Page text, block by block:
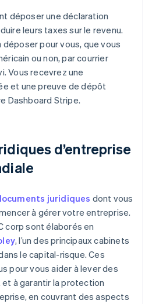
déposer une déclaration
leurs taxes sur le revenu.
déposer pour vous, que vous
ou non, par courrier
Vous recevrez une
et une preuve de dépôt
Dashboard Stripe.
d’entreprise
juridiques dont vous
à gérer votre entreprise.
corp sont élaborés en
, l’un des principaux cabinets
le capital-risque. Ces
pour vous aider à lever des
à garantir la protection
en couvrant des aspects